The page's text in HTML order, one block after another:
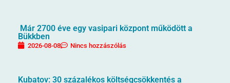
Már 2700 éve egy vasipari központ működött a
Bükkben
2026-08-08 Nincs hozzászólás
Kubatov: 30 százalékos költségcsökkentés a